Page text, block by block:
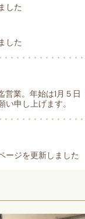
した
した
営業。年始は1月５日
い申し上げます。
ージを更新しました